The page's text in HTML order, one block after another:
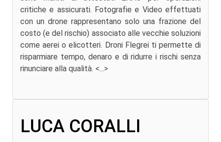
critiche e assicurati. Fotografie e Video effettuati
con un drone rappresentano solo una frazione del
costo (e del rischio) associato alle vecchie soluzioni
come aerei o elicotteri. Droni Flegrei ti permette di
risparmiare tempo, denaro e di ridurre i rischi senza
rinunciare alla qualità. <...>
LUCA CORALLI